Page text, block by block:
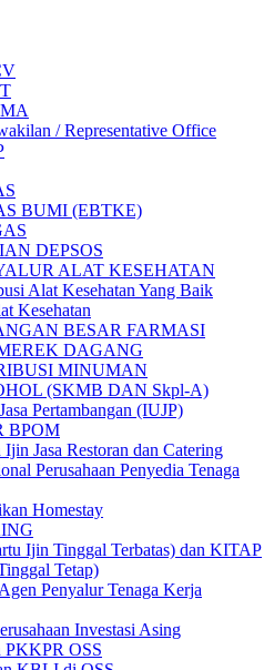
/ Representative Office
BUMI (EBTKE)
DEPSOS
ALAT KESEHATAN
Alat Kesehatan Yang Baik
Kesehatan
BESAR FARMASI
DAGANG
MINUMAN
(SKMB DAN Skpl-A)
Pertambangan (IUJP)
BPOM
Ijin Jasa Restoran dan Catering
Perusahaan Penyedia Tenaga
Homestay
Ijin Tinggal Terbatas) dan KITAP
Tetap)
Penyalur Tenaga Kerja
Investasi Asing
PKKPR OSS